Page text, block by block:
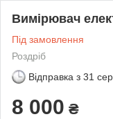
Вимірювач
Під замовлення
Роздріб
Відправка з 31
8 000 ₴